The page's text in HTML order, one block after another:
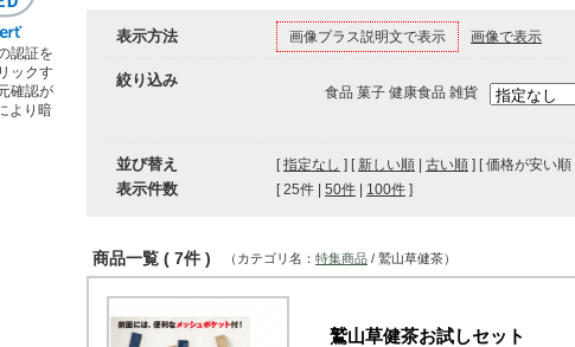
認証を
ックす
確認が
より暗
表示方法 画像プラス説明文で表示 画像で表示
絞り込み
食品 菓子 健康食品 雑貨
並び替え [指定なし ] [ 新しい順 古い順 ] [ 価格が安い順 |
表示件数 [ 25件 50件 100件 ]
商品一覧 ( 7件 ) （カテゴリ名： 特集商品 / 鷲山草健茶）
鷲山草健茶お試しセット